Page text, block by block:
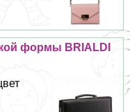
формы BRIALDI